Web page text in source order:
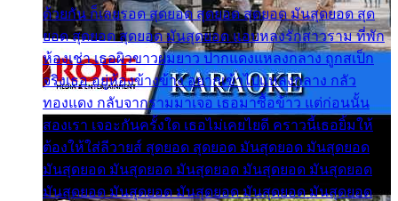
ด้วยกัน ก็เลยรอด สุดยอด สุดยอด สุดยอด มันสุดยอด สุด
ยอด สุดยอด สุดยอด มันสุดยอด แอบหลงรักสาวราม ที่พัก
ห้องเช่า เธอผิวขาวผมยาว ปากแดงแหลงกลาง ถูกสเป็ก
จริงเธอ อยู่ห้องข้างข้าง อยากเข้าไปแหลงกลาง กลัว
ทองแดง กลับจากรามมาเจอ เธอมาซื้อข้าว แต่ก่อนนั้น
สองเรา เจอะกันครั้งใด เธอไม่เคยไยดี คราวนี้เธอยิ้มให้
ต้องให้ใส่ลีวายส์ สุดยอด สุดยอด มันสุดยอด มันสุดยอด
มันสุดยอด มันสุดยอด มันสุดยอด มันสุดยอด มันสุดยอด
มันสุดยอด มันสุดยอด มันสุดยอด มันสุดยอด มันสุดยอด